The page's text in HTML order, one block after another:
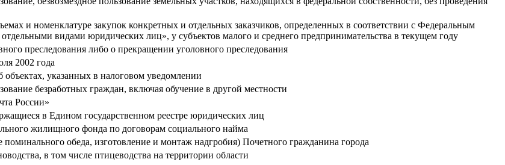
и номенклатуре закупок конкретных и отдельных заказчиков, определенных в соответствии с Федеральным
видами юридических лиц», у субъектов малого и среднего предпринимательства в текущем году
преследования либо о прекращении уголовного преследования
2002 года
указанных в налоговом уведомлении
безработных граждан, включая обучение в другой местности
России»
в Едином государственном реестре юридических лиц
жилищного фонда по договорам социального найма
обеда, изготовление и монтаж надгробия) Почетного гражданина города
в том числе птицеводства на территории области